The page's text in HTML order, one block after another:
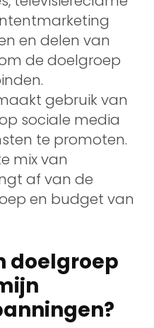
en delen van
de doelgroep
gebruik van
sociale media
te promoten.
mix van
af van de
en budget van
doelgroep